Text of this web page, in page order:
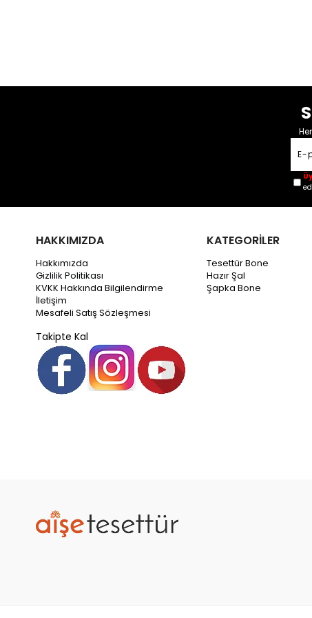
HAKKIMIZDA
Hakkımızda
Gizlilik Politikası
KVKK Hakkında Bilgilendirme
İletişim
Mesafeli Satış Sözleşmesi
Takipte Kal
KATEGORİLER
Tesettür Bone
Hazır Şal
Şapka Bone